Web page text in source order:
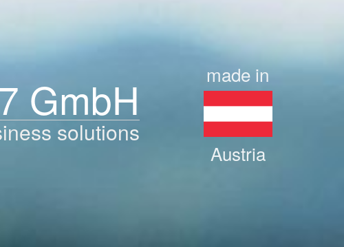
GmbH
solutions
made in
Austria